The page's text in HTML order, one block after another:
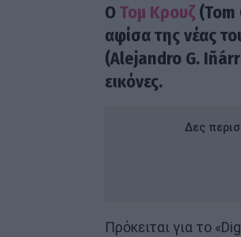
ΟΤομ Κρουζ(Tom
αφίσα της νέας
(Alejandro G.
εικόνες.
Δες
Πρόκειται για το